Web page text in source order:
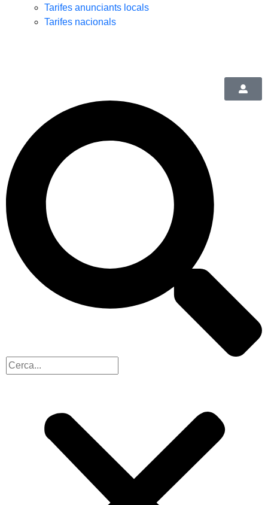
Tarifes anunciants locals
Tarifes nacionals